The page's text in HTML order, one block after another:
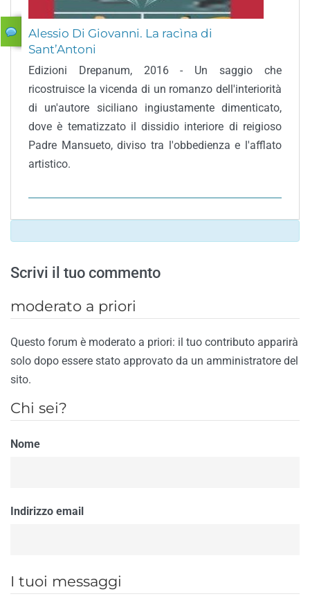
Alessio Di Giovanni. La racìna di
Sant’Antoni
Edizioni Drepanum, 2016 - Un saggio che
ricostruisce la vicenda di un romanzo dell'interiorità
di un'autore siciliano ingiustamente dimenticato,
dove è tematizzato il dissidio interiore di reigioso
Padre Mansueto, diviso tra l'obbedienza e l'afflato
artistico.
Scrivi il tuo commento
moderato a priori
Questo forum è moderato a priori: il tuo contributo apparirà
solo dopo essere stato approvato da un amministratore del
sito.
Chi sei?
Nome
Indirizzo email
I tuoi messaggi